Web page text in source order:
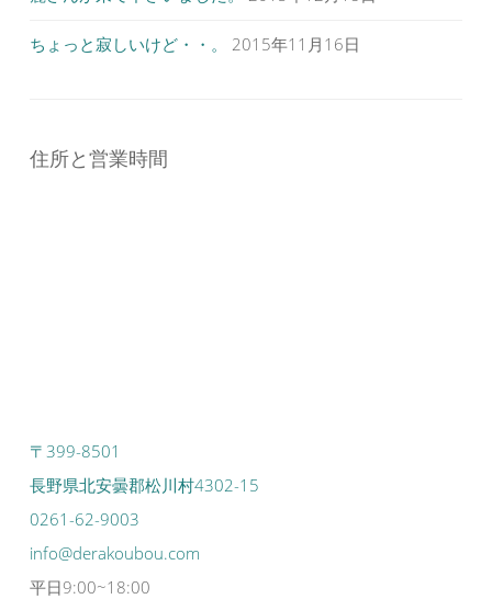
ちょっと寂しいけど・・。 2015年11月16日
住所と営業時間
〒399-8501
長野県北安曇郡松川村4302-15
0261-62-9003
info@derakoubou.com
平日9:00~18:00